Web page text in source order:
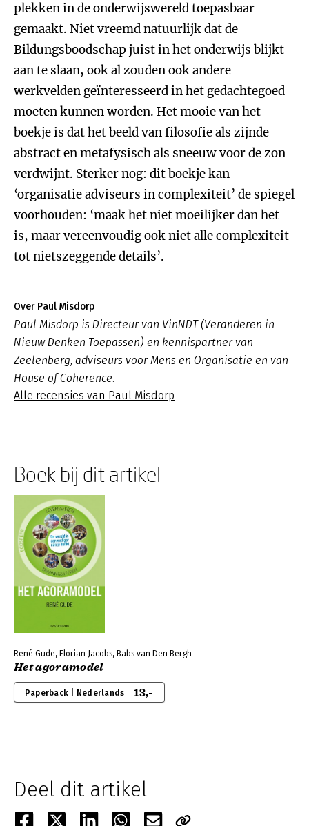
plekken in de onderwijswereld toepasbaar
gemaakt. Niet vreemd natuurlijk dat de
Bildungsboodschap juist in het onderwijs blijkt
aan te slaan, ook al zouden ook andere
werkvelden geïnteresseerd in het gedachtegoed
moeten kunnen worden. Het mooie van het
boekje is dat het beeld van filosofie als zijnde
abstract en metafysisch als sneeuw voor de zon
verdwijnt. Sterker nog: dit boekje kan
‘organisatie adviseurs in complexiteit’ de spiegel
voorhouden: ‘maak het niet moeilijker dan het
is, maar vereenvoudig ook niet alle complexiteit
tot nietszeggende details’.
Over Paul Misdorp
Paul Misdorp is Directeur van VinNDT (Veranderen in
Nieuw Denken Toepassen) en kennispartner van
Zeelenberg, adviseurs voor Mens en Organisatie en van
House of Coherence.
Alle recensies van Paul Misdorp
Boek bij dit artikel
René Gude, Florian Jacobs, Babs van Den Bergh
Het agoramodel
Paperback | Nederlands 13,-
Deel dit artikel